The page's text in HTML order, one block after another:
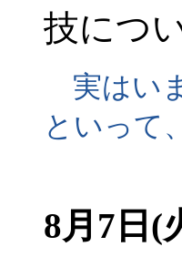
技につ
実はい
といって
8月7日